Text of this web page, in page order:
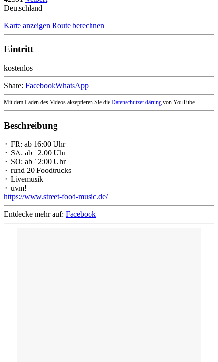
Deutschland
Karte anzeigen Route berechnen
Eintritt
kostenlos
Share: FacebookWhatsApp
Mit dem Laden des Videos akzeptieren Sie die Datenschutzerklärung von YouTube.
Beschreibung
⬝ FR: ab 16:00 Uhr
⬝ SA: ab 12:00 Uhr
⬝ SO: ab 12:00 Uhr
⬝ rund 20 Foodtrucks
⬝ Livemusik
⬝ uvm!
https://www.street-food-music.de/
Entdecke mehr auf: Facebook